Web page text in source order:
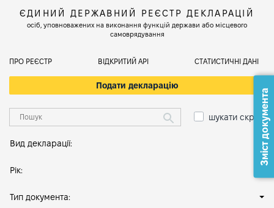
ЄДИНИЙ ДЕРЖАВНИЙ РЕЄСТР ДЕКЛАРАЦІЙ
осіб, уповноважених на виконання функцій держави або місцевого
самоврядування
ПРО РЕЄСТР ВІДКРИТИЙ АРІ СТАТИСТИЧНІ ДАНІ
Подати декларацію
шукати скрізь
Вид декларації:
Рік:
Тип документа:
Зміст документа